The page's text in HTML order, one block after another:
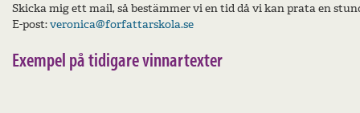
Skicka mig ett mail, så bestämmer vi en tid då vi kan prata en
E-post:veronica@forfattarskola.se
Exempel på tidigare vinnartexter